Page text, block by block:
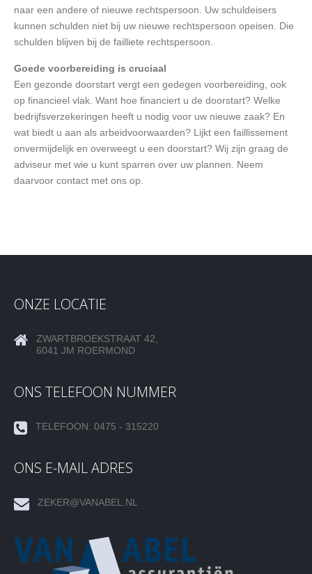
naar een andere of nieuwe rechtspersoon. Uw schuldeisers
kunnen schulden niet bij uw nieuwe rechtspersoon opeisen. Die
schulden blijven bij de failliete rechtspersoon.
Goede voorbereiding is cruciaal
Een gezonde doorstart vergt een gedegen voorbereiding, ook
op financieel vlak. Want hoe financiert u de doorstart? Welke
bedrijfsverzekeringen heeft u nodig voor uw nieuwe zaak? En
wat biedt u aan als arbeidvoorwaarden? Lijkt een faillissement
onvermijdelijk en overweegt u een doorstart? Wij zijn graag de
adviseur met wie u kunt sparren over uw plannen. Neem
daarvoor contact met ons op.
ONZE LOCATIE
ZWARTBROEKSTRAAT 42,
6041 JM ROERMOND
ONS TELEFOON NUMMER
TELEFOON: 0475 - 315220
ONS E-MAIL ADRES
ZEKER@VANABEL.NL